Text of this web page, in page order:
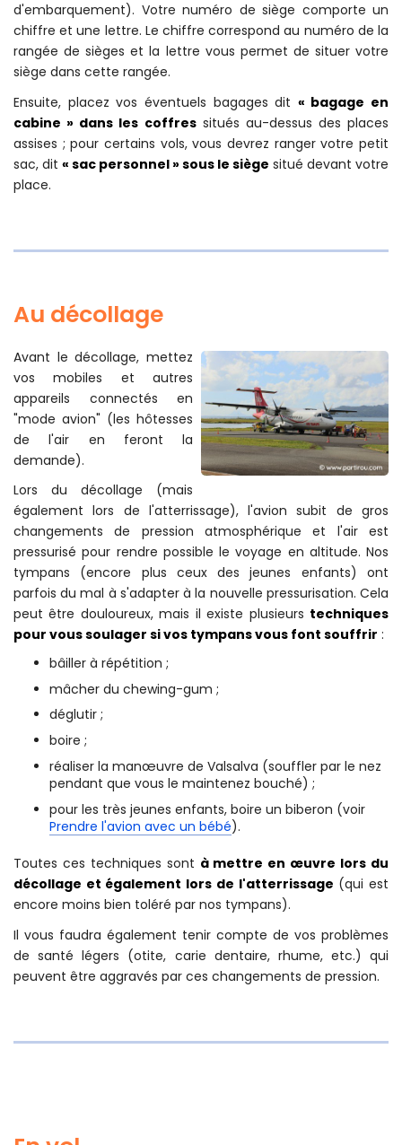
d'embarquement). Votre numéro de siège comporte un
chiffre et une lettre. Le chiffre correspond au numéro de la
rangée de sièges et la lettre vous permet de situer votre
siège dans cette rangée.
Ensuite, placez vos éventuels bagages dit « bagage en
cabine » dans les coffressitués au-dessus des places
assises ; pour certains vols, vous devrez ranger votre petit
sac, dit « sac personnel » sous le siège situé devant votre
place.
Au décollage
Avant le décollage, mettez
vos mobiles et autres
appareils connectés en
"mode avion" (les hôtesses
de l'air en feront la
demande).
Lors du décollage (mais
également lors de l'atterrissage), l'avion subit de gros
changements de pression atmosphérique et l'air est
pressurisé pour rendre possible le voyage en altitude. Nos
tympans (encore plus ceux des jeunes enfants) ont
parfois du mal à s'adapter à la nouvelle pressurisation. Cela
peut être douloureux, mais il existe plusieurs techniques
pour vous soulager si vos tympans vous font souffrir :
bâiller à répétition ;
mâcher du chewing-gum ;
déglutir ;
boire ;
réaliser la manœuvre de Valsalva (souffler par le nez
pendant que vous le maintenez bouché) ;
pour les très jeunes enfants, boire un biberon (voir
Prendre l'avion avec un bébé).
Toutes ces techniques sont à mettre en œuvre lors du
décollage et également lors de l'atterrissage (qui est
encore moins bien toléré par nos tympans).
Il vous faudra également tenir compte de vos problèmes
de santé légers (otite, carie dentaire, rhume, etc.) qui
peuvent être aggravés par ces changements de pression.